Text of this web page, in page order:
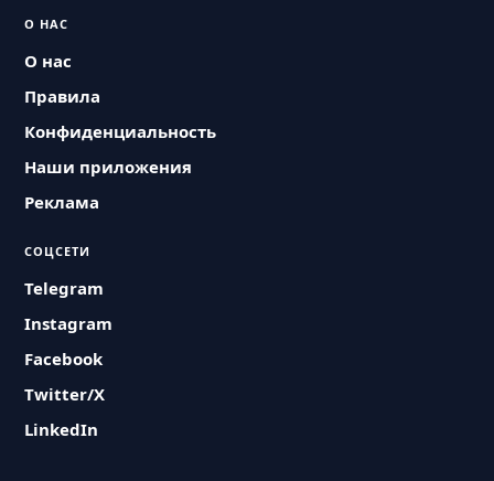
О НАС
О нас
Правила
Конфиденциальность
Наши приложения
Реклама
СОЦСЕТИ
Telegram
Instagram
Facebook
Twitter/X
LinkedIn